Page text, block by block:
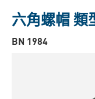
六角螺帽 類
BN 1984